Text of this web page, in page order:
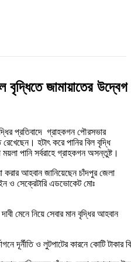
বৃদ্ধিতে জামায়াতের
প্রতিবাদে গ্রাহকগন পৌরসভার
হটাৎ করে পানির বিল বৃদ্ধি
পানি সর্বরাহে গ্রাহকগন অসন্তুষ্ট।
আহবান জানিয়েছেন চাঁদপুর জেলা
ও সেক্রেটারি এডভোকেট মোঃ
মেনে নিয়ে সেবার মান বৃদ্ধির আহবান
দূর্নীতি ও লুটপাটের কারনে কোটি